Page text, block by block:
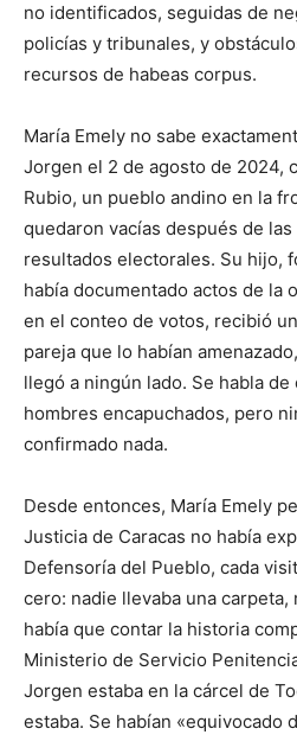
no identificados, seguidas de
policías y tribunales, y
recursos de habeas corpus.
María Emely no sabe
Jorgen el 2 de agosto de 2024,
Rubio, un pueblo andino en la
quedaron vacías después de
resultados electorales. Su hijo,
había documentado actos de la
en el conteo de votos, recibió
pareja que lo habían
llegó a ningún lado. Se habla
hombres encapuchados, pero
confirmado nada.
Desde entonces, María Emely
Justicia de Caracas no había
Defensoría del Pueblo, cada
cero: nadie llevaba una carpeta,
había que contar la historia
Ministerio de Servicio
Jorgen estaba en la cárcel de
estaba. Se habían «equivocado